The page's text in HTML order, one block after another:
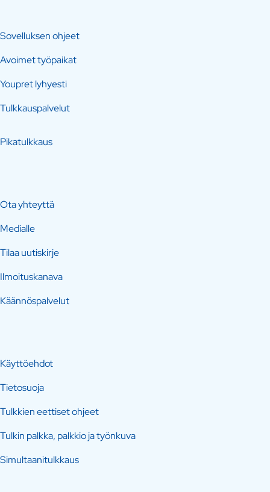
Sovelluksen ohjeet
Avoimet työpaikat
Youpret lyhyesti
Tulkkauspalvelut
Pikatulkkaus
Ota yhteyttä
Medialle
Tilaa uutiskirje
Ilmoituskanava
Käännöspalvelut
Käyttöehdot
Tietosuoja
Tulkkien eettiset ohjeet
Tulkin palkka, palkkio ja työnkuva
Simultaanitulkkaus